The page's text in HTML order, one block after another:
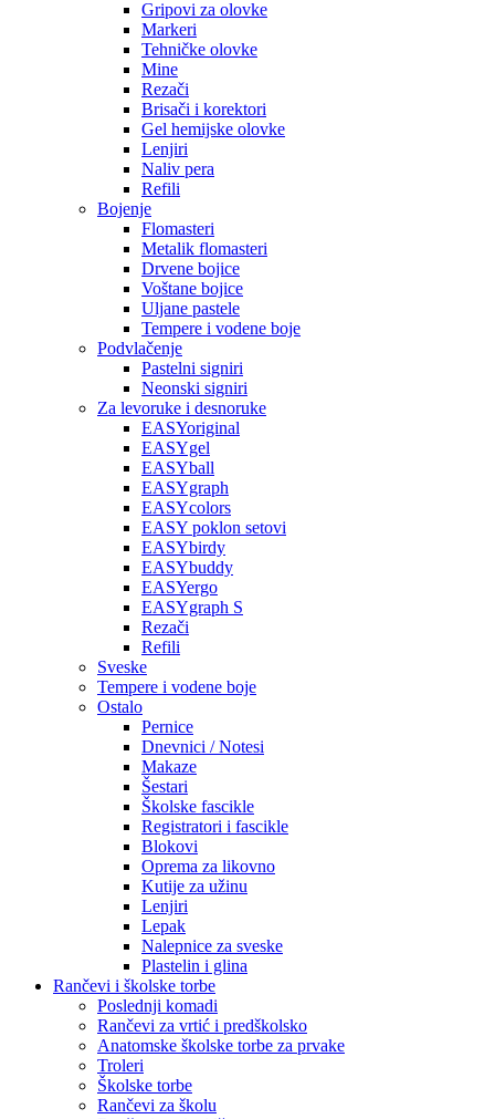
Gripovi za olovke
Markeri
Tehničke olovke
Mine
Rezači
Brisači i korektori
Gel hemijske olovke
Lenjiri
Naliv pera
Refili
Bojenje
Flomasteri
Metalik flomasteri
Drvene bojice
Voštane bojice
Uljane pastele
Tempere i vodene boje
Podvlačenje
Pastelni signiri
Neonski signiri
Za levoruke i desnoruke
EASYoriginal
EASYgel
EASYball
EASYgraph
EASYcolors
EASY poklon setovi
EASYbirdy
EASYbuddy
EASYergo
EASYgraph S
Rezači
Refili
Sveske
Tempere i vodene boje
Ostalo
Pernice
Dnevnici / Notesi
Makaze
Šestari
Školske fascikle
Registratori i fascikle
Blokovi
Oprema za likovno
Kutije za užinu
Lenjiri
Lepak
Nalepnice za sveske
Plastelin i glina
Rančevi i školske torbe
Poslednji komadi
Rančevi za vrtić i predškolsko
Anatomske školske torbe za prvake
Troleri
Školske torbe
Rančevi za školu